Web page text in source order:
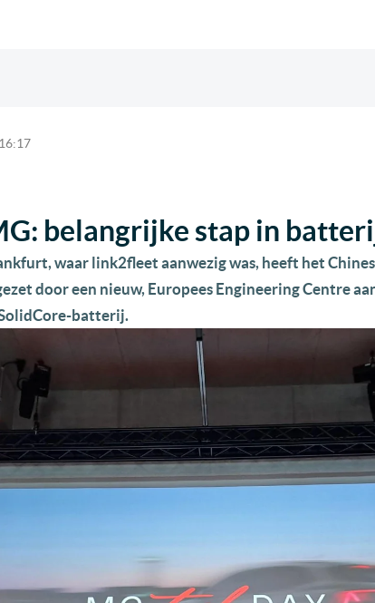
16:17
belangrijke stap in
waar link2fleet aanwezig was, heeft het
door een nieuw, Europees Engineering Centre
batterij.